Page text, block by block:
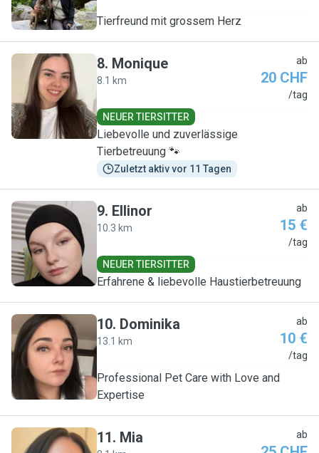
Tierfreund mit grossem Herz
M
8. Monique
8.1 km
ab
20 CHF
/tag
NEUER TIERSITTER
Liebevolle und zuverlässige
Tierbetreuung 🐾
Zuletzt aktiv vor 11 Tagen
E
9. Ellinor
10.3 km
ab
15 €
/tag
NEUER TIERSITTER
Erfahrene & liebevolle Haustierbetreuung
D
10. Dominika
13.1 km
ab
10 €
/tag
Professional Pet Care with Love and
Expertise
11. Mia ab